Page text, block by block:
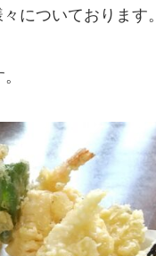
についております。